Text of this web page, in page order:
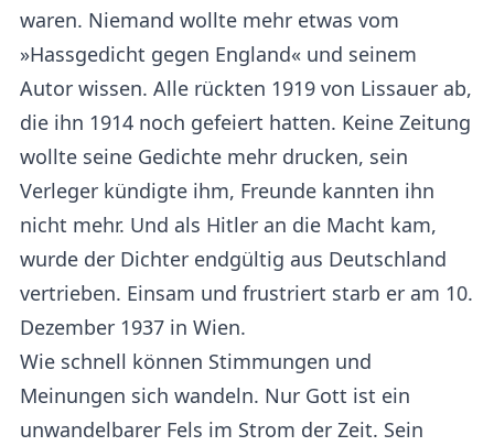
waren. Niemand wollte mehr etwas vom
»Hassgedicht gegen England« und seinem
Autor wissen. Alle rückten 1919 von Lissauer ab,
die ihn 1914 noch gefeiert hatten. Keine Zeitung
wollte seine Gedichte mehr drucken, sein
Verleger kündigte ihm, Freunde kannten ihn
nicht mehr. Und als Hitler an die Macht kam,
wurde der Dichter endgültig aus Deutschland
vertrieben. Einsam und frustriert starb er am 10.
Dezember 1937 in Wien.
Wie schnell können Stimmungen und
Meinungen sich wandeln. Nur Gott ist ein
unwandelbarer Fels im Strom der Zeit. Sein